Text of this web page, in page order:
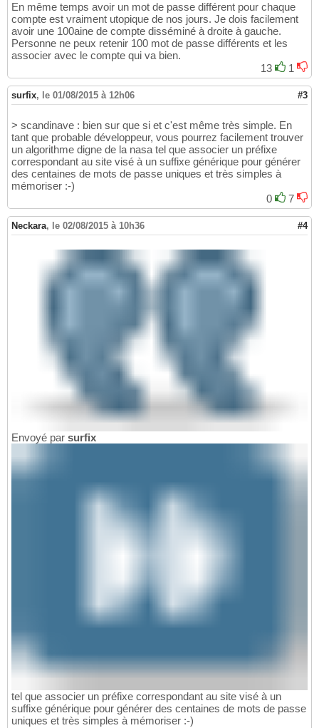
En même temps avoir un mot de passe différent pour chaque
compte est vraiment utopique de nos jours. Je dois facilement
avoir une 100aine de compte disséminé à droite à gauche.
Personne ne peux retenir 100 mot de passe différents et les
associer avec le compte qui va bien.
13
1
surfix, le 01/08/2015 à 12h06 #3
> scandinave : bien sur que si et c'est même très simple. En
tant que probable développeur, vous pourrez facilement trouver
un algorithme digne de la nasa tel que associer un préfixe
correspondant au site visé à un suffixe générique pour générer
des centaines de mots de passe uniques et très simples à
mémoriser :-)
0
7
Neckara, le 02/08/2015 à 10h36 #4
Envoyé par surfix
tel que associer un préfixe correspondant au site visé à un
suffixe générique pour générer des centaines de mots de passe
uniques et très simples à mémoriser :-)